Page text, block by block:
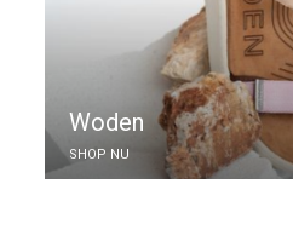
Woden
SHOP NU